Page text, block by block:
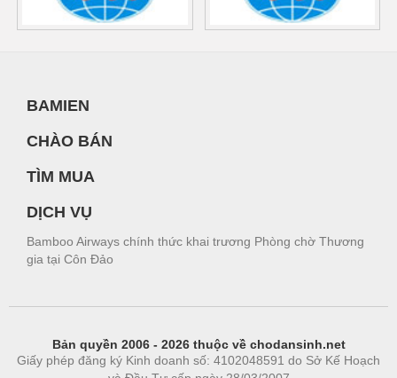
BAMIEN
CHÀO BÁN
TÌM MUA
DỊCH VỤ
Bamboo Airways chính thức khai trương Phòng chờ Thương
gia tại Côn Đảo
Bản quyền 2006 - 2026 thuộc về chodansinh.net
Giấy phép đăng ký Kinh doanh số: 4102048591 do Sở Kế Hoạch